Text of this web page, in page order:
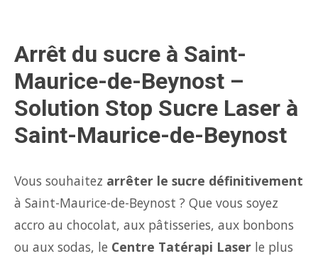
Arrêt du sucre à Saint-
Maurice-de-Beynost –
Solution Stop Sucre Laser à
Saint-Maurice-de-Beynost
Vous souhaitez arrêter le sucre définitivement
à Saint-Maurice-de-Beynost ? Que vous soyez
accro au chocolat, aux pâtisseries, aux bonbons
ou aux sodas, le Centre Tatérapi Laser le plus